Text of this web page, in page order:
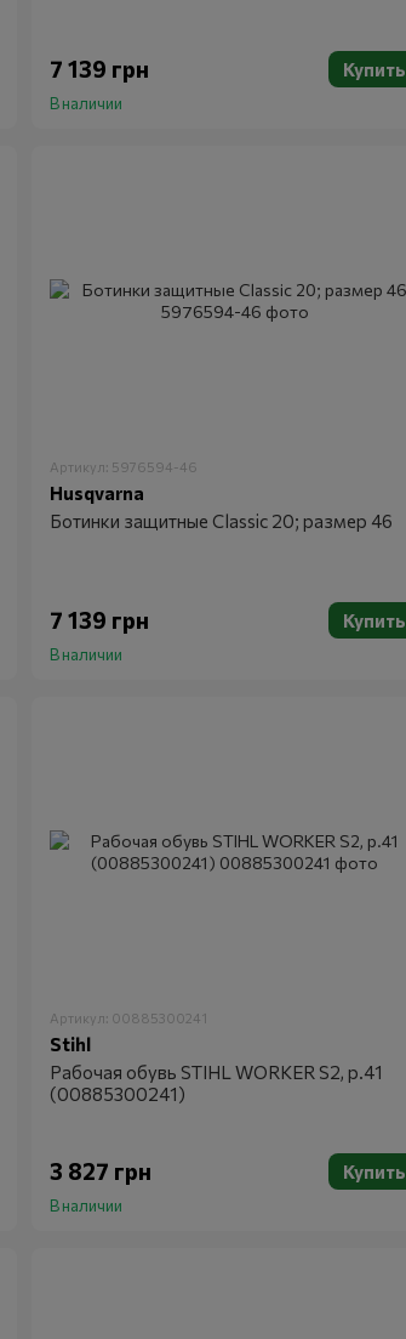
7 139 грн Купить
В наличии
Артикул: 5976594-46
Husqvarna
Ботинки защитные Classic 20; размер 46
7 139 грн Купить
В наличии
Артикул: 00885300241
Stihl
Рабочая обувь STIHL WORKER S2, р.41
(00885300241)
3 827 грн Купить
В наличии